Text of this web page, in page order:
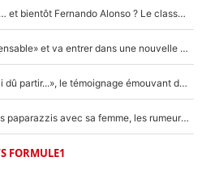
Max Verstappen, Lewis Hamilton… et bientôt Fernando Alonso ? Le classement des pilotes les mieux payés en Formule 1 risque de changer !
F1 - Alpine signe un accord «impensable» et va entrer dans une nouvelle dimension : Grande nouvelle pour Pierre Gasly !
F1 : « Je lui ai fait un câlin, puis j’ai dû partir...», le témoignage émouvant de Max Verstappen sur sa fille
F1 : Charles Leclerc surpris par les paparazzis avec sa femme, les rumeurs étaient vraies !
FORMULE1